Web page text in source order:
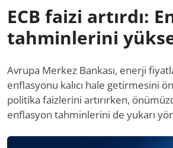
ECB faizi artırdı:
tahminlerini
Avrupa Merkez Bankası, enerji
enflasyonu kalıcı hale getirmesini
politika faizlerini artırırken,
enflasyon tahminlerini de yukarı